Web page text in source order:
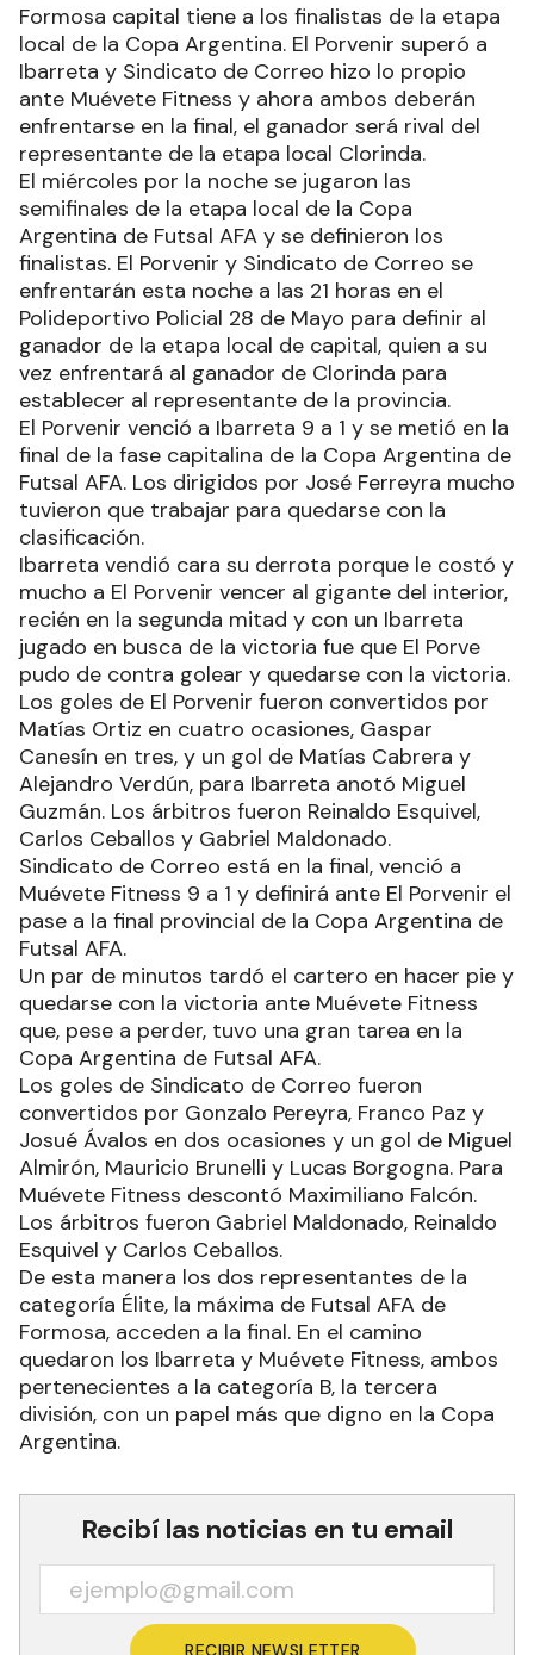
Formosa capital tiene a los finalistas de la etapa
local de la Copa Argentina. El Porvenir superó a
Ibarreta y Sindicato de Correo hizo lo propio
ante Muévete Fitness y ahora ambos deberán
enfrentarse en la final, el ganador será rival del
representante de la etapa local Clorinda.
El miércoles por la noche se jugaron las
semifinales de la etapa local de la Copa
Argentina de Futsal AFA y se definieron los
finalistas. El Porvenir y Sindicato de Correo se
enfrentarán esta noche a las 21 horas en el
Polideportivo Policial 28 de Mayo para definir al
ganador de la etapa local de capital, quien a su
vez enfrentará al ganador de Clorinda para
establecer al representante de la provincia.
El Porvenir venció a Ibarreta 9 a 1 y se metió en la
final de la fase capitalina de la Copa Argentina de
Futsal AFA. Los dirigidos por José Ferreyra mucho
tuvieron que trabajar para quedarse con la
clasificación.
Ibarreta vendió cara su derrota porque le costó y
mucho a El Porvenir vencer al gigante del interior,
recién en la segunda mitad y con un Ibarreta
jugado en busca de la victoria fue que El Porve
pudo de contra golear y quedarse con la victoria.
Los goles de El Porvenir fueron convertidos por
Matías Ortiz en cuatro ocasiones, Gaspar
Canesín en tres, y un gol de Matías Cabrera y
Alejandro Verdún, para Ibarreta anotó Miguel
Guzmán. Los árbitros fueron Reinaldo Esquivel,
Carlos Ceballos y Gabriel Maldonado.
Sindicato de Correo está en la final, venció a
Muévete Fitness 9 a 1 y definirá ante El Porvenir el
pase a la final provincial de la Copa Argentina de
Futsal AFA.
Un par de minutos tardó el cartero en hacer pie y
quedarse con la victoria ante Muévete Fitness
que, pese a perder, tuvo una gran tarea en la
Copa Argentina de Futsal AFA.
Los goles de Sindicato de Correo fueron
convertidos por Gonzalo Pereyra, Franco Paz y
Josué Ávalos en dos ocasiones y un gol de Miguel
Almirón, Mauricio Brunelli y Lucas Borgogna. Para
Muévete Fitness descontó Maximiliano Falcón.
Los árbitros fueron Gabriel Maldonado, Reinaldo
Esquivel y Carlos Ceballos.
De esta manera los dos representantes de la
categoría Élite, la máxima de Futsal AFA de
Formosa, acceden a la final. En el camino
quedaron los Ibarreta y Muévete Fitness, ambos
pertenecientes a la categoría B, la tercera
división, con un papel más que digno en la Copa
Argentina.
Recibí las noticias en tu email
RECIBIR NEWSLETTER